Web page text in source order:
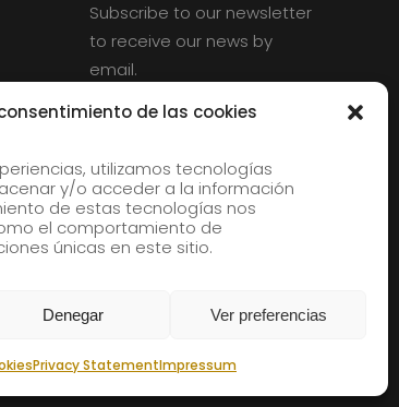
de las cookies
utilizamos tecnologías
y/o acceder a la información
de estas tecnologías nos
el comportamiento de
únicas en este sitio.
Denegar Ver preferencias
Privacy StatementImpressum
Subscribe to our newsletter
to receive our news by
email.